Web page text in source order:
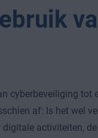
cyberbeveiliging tot
af: Is het wel
activiteiten, de